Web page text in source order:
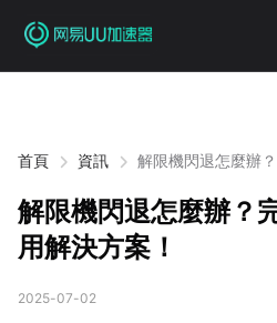
首頁 資訊
解限機閃退怎麼辦
解限機閃退怎麼辦？
用解決方案！
2025-07-02